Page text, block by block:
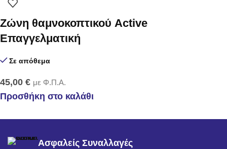
Zώνη θαμνοκοπτικού Active
Επαγγελματική
Σε απόθεμα
45,00 € με Φ.Π.Α.
Προσθήκη στο καλάθι
Ασφαλείς Συναλλαγές